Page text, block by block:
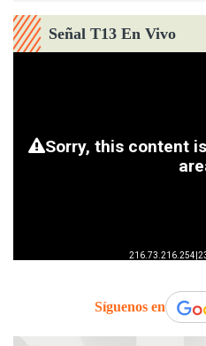
Señal T13 En Vivo
Síguenos en